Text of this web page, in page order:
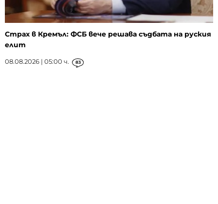
Страх в Кремъл: ФСБ вече решава съдбата на руския
елит
08.08.2026 | 05:00 ч. 83